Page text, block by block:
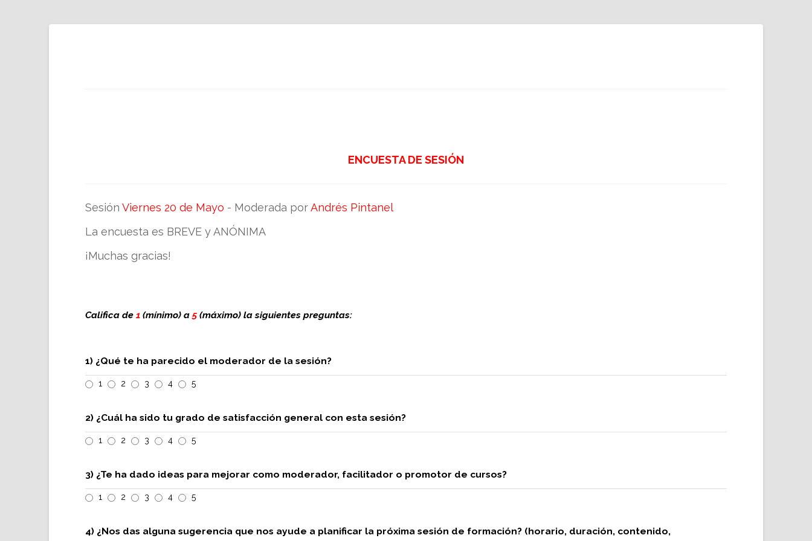
ENCUESTA DE SESIÓN
Sesión Viernes 20 de Mayo - Moderada porAndrés Pintanel
La encuesta es BREVE y ANÓNIMA
¡Muchas gracias!
Califica de 1(mínimo) a 5 (máximo) la siguientes preguntas:
1) ¿Qué te ha parecido el moderador de la sesión?
1 2 3 4 5
2) ¿Cuál ha sido tu grado de satisfacción general con esta sesión?
1 2 3 4 5
3) ¿Te ha dado ideas para mejorar como moderador, facilitador o promotor de cursos?
1 2 3 4 5
4) ¿Nos das alguna sugerencia que nos ayude a planificar la próxima sesión de formación? (horario, duración, contenido,